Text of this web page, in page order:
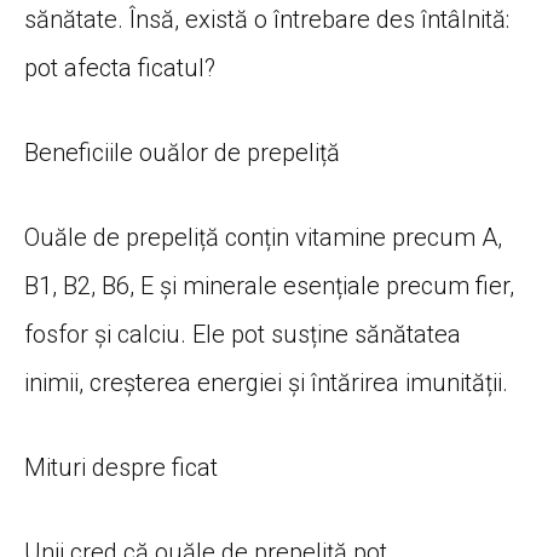
sănătate. Însă, există o întrebare des întâlnită:
pot afecta ficatul?
Beneficiile ouălor de prepeliță
Ouăle de prepeliță conțin vitamine precum A,
B1, B2, B6, E și minerale esențiale precum fier,
fosfor și calciu. Ele pot susține sănătatea
inimii, creșterea energiei și întărirea imunității.
Mituri despre ficat